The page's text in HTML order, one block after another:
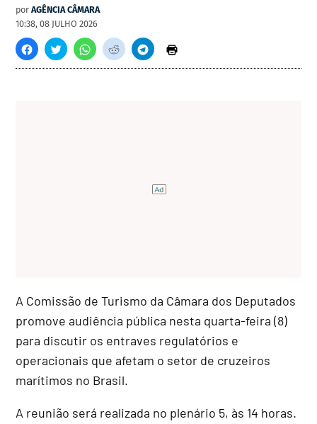
por AGÊNCIA CÂMARA
10:38, 08 JULHO 2026
A Comissão de Turismo da Câmara dos Deputados
promove audiência pública nesta quarta-feira (8)
para discutir os entraves regulatórios e
operacionais que afetam o setor de cruzeiros
marítimos no Brasil.
A reunião será realizada no plenário 5, às 14 horas.